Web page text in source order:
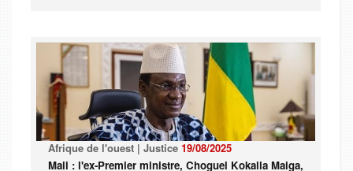
Afrique de l'ouest | Justice 19/08/2025
Mali : l'ex-Premier ministre, Choguel Kokalla Maiga,